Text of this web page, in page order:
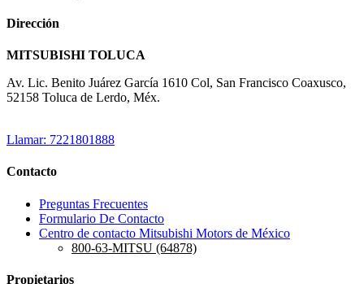
Dirección
MITSUBISHI TOLUCA
Av. Lic. Benito Juárez García 1610 Col, San Francisco Coaxusco,
52158 Toluca de Lerdo, Méx.
Llamar: 7221801888
Contacto
Preguntas Frecuentes
Formulario De Contacto
Centro de contacto Mitsubishi Motors de México
800-63-MITSU (64878)
Propietarios